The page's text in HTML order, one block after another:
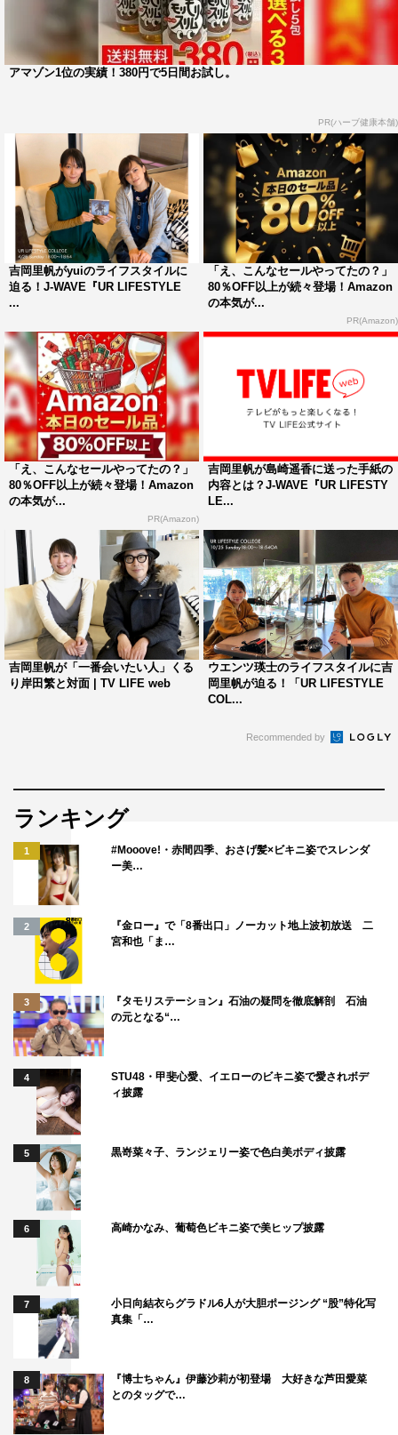
吉岡里帆 高杉真宙
アマゾン1位の実績！380円で5日間お試し。
PR(ハーブ健康本舗)
吉岡里帆がyuiのライフスタイルに
迫る！J-WAVE『UR LIFESTYLE
...
「え、こんなセールやってたの？」
80％OFF以上が続々登場！Amazon
の本気が...
PR(Amazon)
「え、こんなセールやってたの？」
80％OFF以上が続々登場！Amazon
の本気が...
PR(Amazon)
吉岡里帆が島崎遥香に送った手紙の
内容とは？J-WAVE『UR LIFESTY
LE...
吉岡里帆が「一番会いたい人」くる
り岸田繁と対面 | TV LIFE web
ウエンツ瑛士のライフスタイルに吉
岡里帆が迫る！「UR LIFESTYLE
COL...
Recommended by
ランキング
1
#Mooove!・赤間四季、おさげ髪×ビキニ姿でスレンダ
ー美…
2
『金ロー』で「8番出口」ノーカット地上波初放送 二
宮和也「ま…
3
『タモリステーション』石油の疑問を徹底解剖 石油
の元となる“…
4
STU48・甲斐心愛、イエローのビキニ姿で愛されボデ
ィ披露
5 黒嵜菜々子、ランジェリー姿で色白美ボディ披露
6 高崎かなみ、葡萄色ビキニ姿で美ヒップ披露
7
小日向結衣らグラドル6人が大胆ポージング “股”特化写
真集「…
8
『博士ちゃん』伊藤沙莉が初登場 大好きな芦田愛菜
とのタッグで…